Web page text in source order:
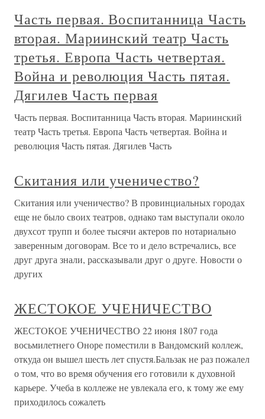
Часть первая. Воспитанница Часть
вторая. Мариинский театр Часть
третья. Европа Часть четвертая.
Война и революция Часть пятая.
Дягилев Часть первая
Часть первая. Воспитанница Часть вторая. Мариинский
театр Часть третья. Европа Часть четвертая. Война и
революция Часть пятая. Дягилев Часть
Скитания или ученичество?
Скитания или ученичество? В провинциальных городах
еще не было своих театров, однако там выступали около
двухсот трупп и более тысячи актеров по нотариально
заверенным договорам. Все то и дело встречались, все
друг друга знали, рассказывали друг о друге. Новости о
других
ЖЕСТОКОЕ УЧЕНИЧЕСТВО
ЖЕСТОКОЕ УЧЕНИЧЕСТВО 22 июня 1807 года
восьмилетнего Оноре поместили в Вандомский коллеж,
откуда он вышел шесть лет спустя.Бальзак не раз пожалел
о том, что во время обучения его готовили к духовной
карьере. Учеба в коллеже не увлекала его, к тому же ему
приходилось сожалеть